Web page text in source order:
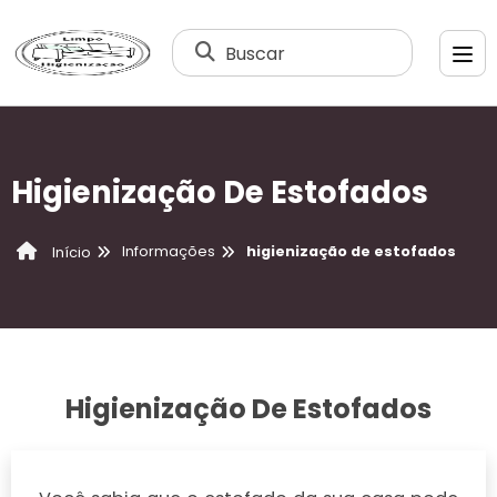
Buscar
Higienização De Estofados
Início Informações higienização de estofados
Higienização De Estofados